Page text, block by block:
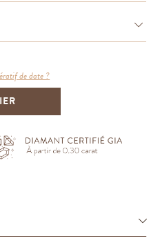
de date ?